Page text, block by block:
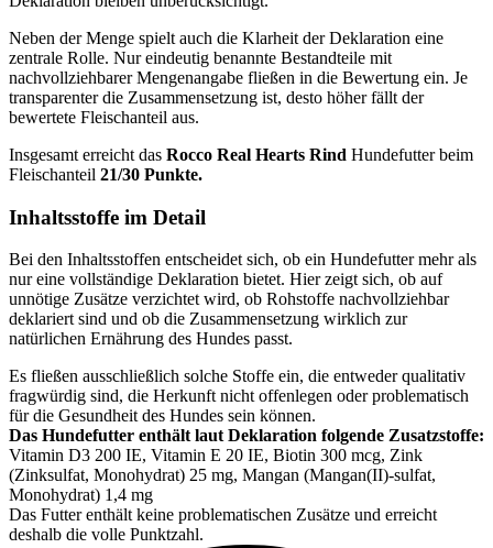
Neben der Menge spielt auch die Klarheit der Deklaration eine
zentrale Rolle. Nur eindeutig benannte Bestandteile mit
nachvollziehbarer Mengenangabe fließen in die Bewertung ein. Je
transparenter die Zusammensetzung ist, desto höher fällt der
bewertete Fleischanteil aus.
Insgesamt erreicht das Rocco Real Hearts Rind Hundefutter beim
Fleischanteil 21/30 Punkte.
Inhaltsstoffe im Detail
Bei den Inhaltsstoffen entscheidet sich, ob ein Hundefutter mehr als
nur eine vollständige Deklaration bietet. Hier zeigt sich, ob auf
unnötige Zusätze verzichtet wird, ob Rohstoffe nachvollziehbar
deklariert sind und ob die Zusammensetzung wirklich zur
natürlichen Ernährung des Hundes passt.
Es fließen ausschließlich solche Stoffe ein, die entweder qualitativ
fragwürdig sind, die Herkunft nicht offenlegen oder problematisch
für die Gesundheit des Hundes sein können.
Das Hundefutter enthält laut Deklaration folgende Zusatzstoffe:
Vitamin D3 200 IE, Vitamin E 20 IE, Biotin 300 mcg, Zink
(Zinksulfat, Monohydrat) 25 mg, Mangan (Mangan(II)-sulfat,
Monohydrat) 1,4 mg
Das Futter enthält keine problematischen Zusätze und erreicht
deshalb die volle Punktzahl.